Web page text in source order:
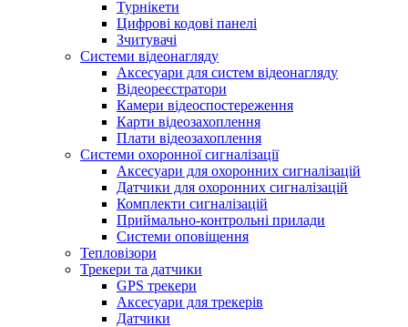
Турнікети
Цифрові кодові панелі
Зчитувачі
Системи відеонагляду
Аксесуари для систем відеонагляду
Відеореєстратори
Камери відеоспостереження
Карти відеозахоплення
Плати відеозахоплення
Системи охоронної сигналізації
Аксесуари для охоронних сигналізацій
Датчики для охоронних сигналізацій
Комплекти сигналізацій
Приймально-контрольні прилади
Системи оповіщення
Тепловізори
Трекери та датчики
GPS трекери
Аксесуари для трекерів
Датчики